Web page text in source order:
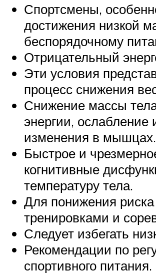
Спортсмены,
достижения низкой
беспорядочному
Отрицательный
Эти условия
процесс снижения
Снижение массы тела
энергии,
изменения в мышцах.
Быстрое и
когнитивные
температуру тела.
Для понижения
тренировками и
Следует избегать
Рекомендации по
спортивного питания.